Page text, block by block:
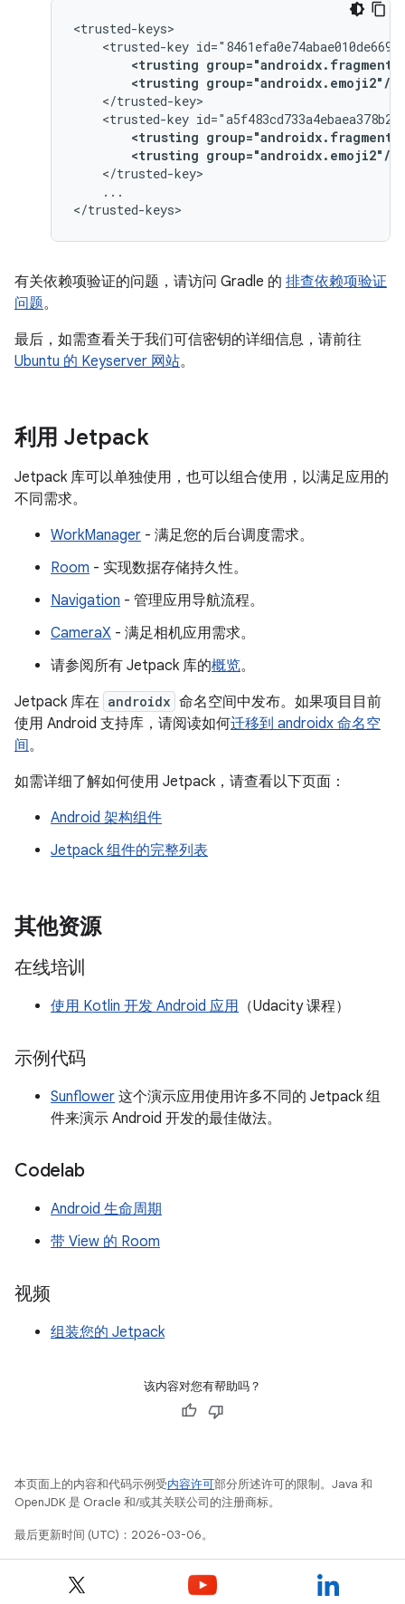
<trusted-key
<trusting
<trusting group="androidx.emoji2"/>
<trusted-key
<trusting
<trusting group="androidx.emoji2"/>
...
有关依赖项验证的问题，请访问 Gradle 的 排查依赖项验证
问题。
最后，如需查看关于我们可信密钥的详细信息，请前往
Ubuntu 的 Keyserver 网站。
利用 Jetpack
Jetpack 库可以单独使用，也可以组合使用，以满足应用的
不同需求。
WorkManager - 满足您的后台调度需求。
Room - 实现数据存储持久性。
Navigation - 管理应用导航流程。
CameraX - 满足相机应用需求。
请参阅所有 Jetpack 库的概览。
Jetpack 库在 androidx 命名空间中发布。如果项目目前
使用 Android 支持库，请阅读如何迁移到 androidx 命名空
间。
如需详细了解如何使用 Jetpack，请查看以下页面：
Android 架构组件
Jetpack 组件的完整列表
其他资源
在线培训
使用 Kotlin 开发 Android 应用 （Udacity 课程）
示例代码
Sunflower 这个演示应用使用许多不同的 Jetpack 组
件来演示 Android 开发的最佳做法。
Codelab
Android 生命周期
带 View 的 Room
视频
组装您的 Jetpack
该内容对您有帮助吗？
本页面上的内容和代码示例受内容许可部分所述许可的限制。Java 和
OpenJDK 是 Oracle 和/或其关联公司的注册商标。
最后更新时间 (UTC)：2026-03-06。